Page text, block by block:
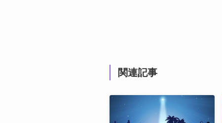
関連記事